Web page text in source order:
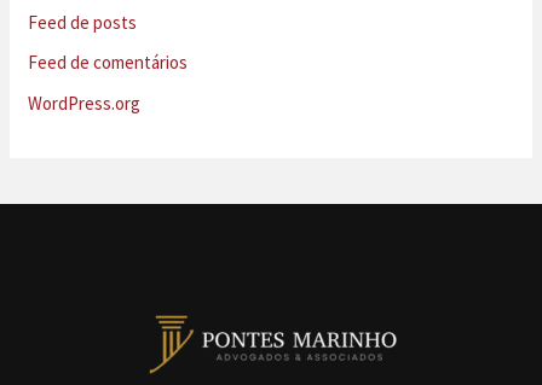
Feed de posts
Feed de comentários
WordPress.org